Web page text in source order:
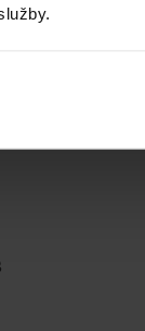
úhlopříčkou